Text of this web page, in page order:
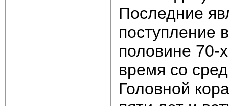
Последние
поступление
половине 70-
время со
Головной